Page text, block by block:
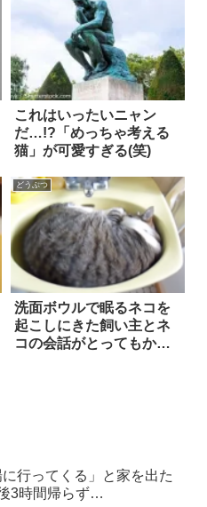
これはいったいニャン
だ…!?「めっちゃ考える
猫」が可愛すぎる(笑)
どうぶつ
洗面ボウルで眠るネコを
起こしにきた飼い主とネ
コの会話がとってもかわ
に行ってくる」と家を出た
3時間帰らず…